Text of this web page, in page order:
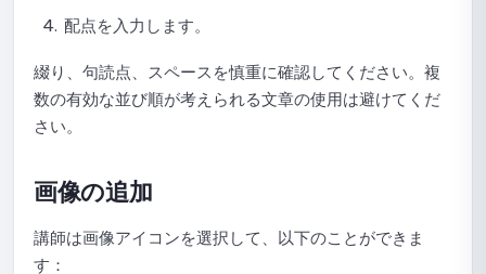
配点を入力します。
綴り、句読点、スペースを慎重に確認してください。複
数の有効な並び順が考えられる文章の使用は避けてくだ
さい。
画像の追加
講師は画像アイコンを選択して、以下のことができま
す：